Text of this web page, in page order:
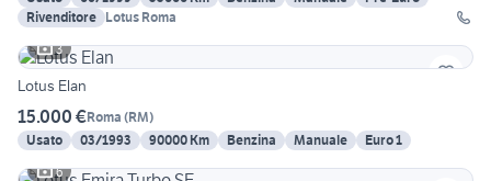
Rivenditore Lotus Roma
3
Lotus Elan
15.000 €Roma (RM)
Usato
03/1993 90000 Km Benzina Manuale
Euro 1
6